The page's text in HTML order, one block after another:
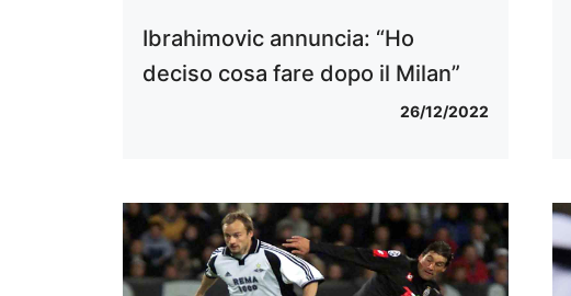
Ibrahimovic annuncia: “Ho
deciso cosa fare dopo il Milan”
26/12/2022